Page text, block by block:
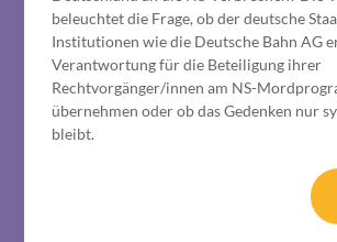
beleuchtet die Frage, ob der deutsche
Institutionen wie die Deutsche Bahn AG
Verantwortung für die Beteiligung ihrer
Rechtvorgänger/innen am NS-
übernehmen oder ob das Gedenken nur
bleibt.